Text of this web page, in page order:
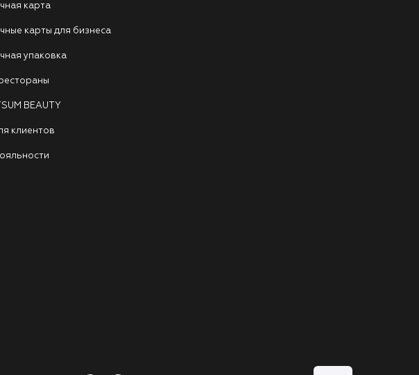
карта
карты для бизнеса
упаковка
BEAUTY
клиентов